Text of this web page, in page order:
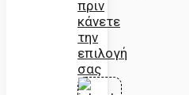
πριν
κάνετε
την
επιλογή
σας